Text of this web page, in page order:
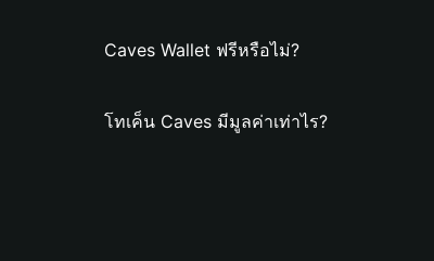
Caves Wallet ฟรีหรือไม่?
โทเค็น Caves มีมูลค่าเท่าไร?